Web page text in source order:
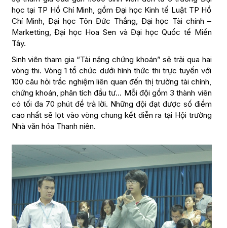
học tại TP Hồ Chí Minh, gồm Đại học Kinh tế Luật TP Hồ
Chí Minh, Đại học Tôn Đức Thắng, Đại học Tài chính –
Marketting, Đại học Hoa Sen và Đại học Quốc tế Miền
Tây.
Sinh viên tham gia “Tài năng chứng khoán” sẽ trải qua hai
vòng thi. Vòng 1 tổ chức dưới hình thức thi trực tuyến với
100 câu hỏi trắc nghiệm liên quan đến thị trường tài chính,
chứng khoán, phân tích đầu tư… Mỗi đội gồm 3 thành viên
có tối đa 70 phút để trả lời. Những đội đạt được số điểm
cao nhất sẽ lọt vào vòng chung kết diễn ra tại Hội trường
Nhà văn hóa Thanh niên.